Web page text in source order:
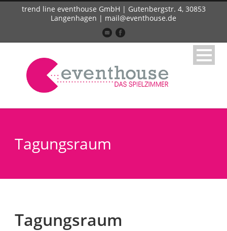
trend line eventhouse GmbH | Gutenbergstr. 4, 30853
Langenhagen | mail@eventhouse.de
Tagungsraum
Tagungsraum